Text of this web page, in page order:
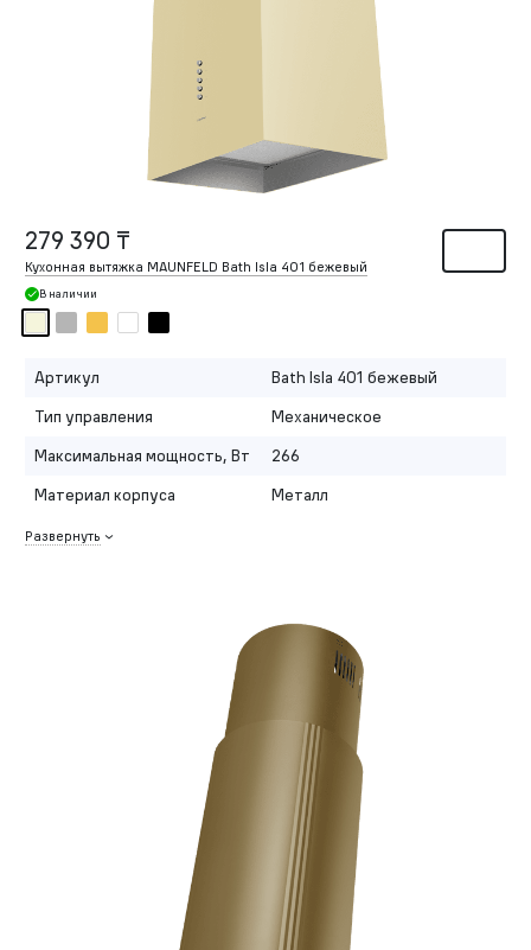
279 390 ₸
Кухонная вытяжка MAUNFELD Bath Isla 401 бежевый
В наличии
Артикул
Bath Isla 401 бежевый
Тип управления
Механическое
Максимальная мощность, Вт
266
Материал корпуса
Металл
Развернуть